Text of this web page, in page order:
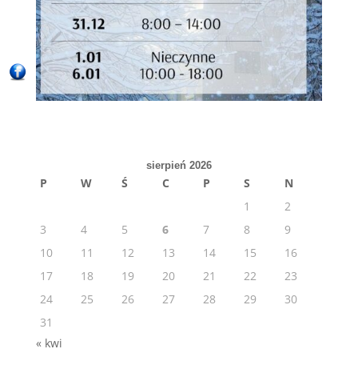
sierpień 2026
P W Ś C P S
N
1
2
3
4 5 6 7 8
9
10
11 12 13 14 15
16
17
18 19 20 21 22
23
24
25 26 27 28 29
30
31
« kwi